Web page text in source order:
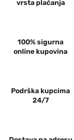
vrsta plaćanja
100% sigurna
online kupovina
Podrška kupcima
24/7